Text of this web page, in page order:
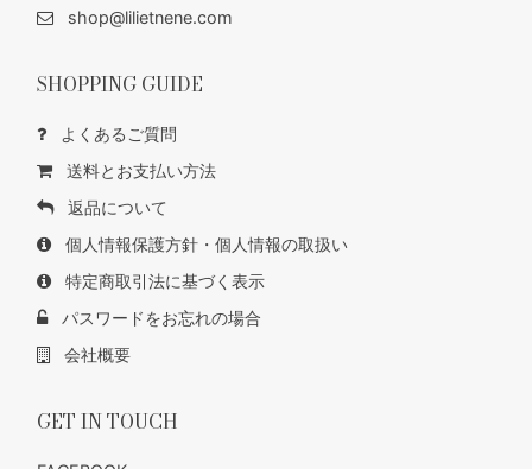
shop@lilietnene.com
SHOPPING GUIDE
よくあるご質問
送料とお支払い方法
返品について
個人情報保護方針・個人情報の取扱い
特定商取引法に基づく表示
パスワードをお忘れの場合
会社概要
GET IN TOUCH